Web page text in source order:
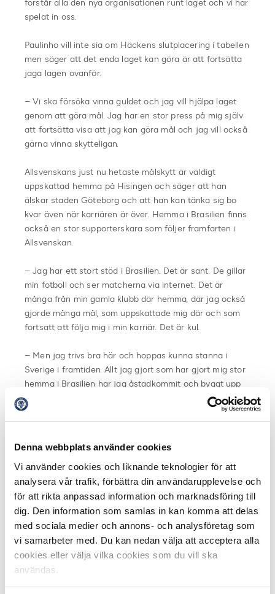
Denna webbplats använder cookies
Vi använder cookies och liknande teknologier för att
analysera vår trafik, förbättra din användarupplevelse och
för att rikta anpassad information och marknadsföring till
dig. Den information som samlas in kan komma att delas
med sociala medier och annons- och analysföretag som
vi samarbeter med. Du kan nedan välja att acceptera alla
cookies eller välja vilka cookies som du vill ska
användas.
förstår alla den nya organisationen runt laget och vi har
spelat in oss.
Paulinho vill inte sia om Häckens slutplacering i tabellen
men säger att det enda laget kan göra är att fortsätta
jaga lagen ovanför.
– Vi ska försöka vinna guldet och jag vill hjälpa laget
genom att göra mål. Jag har en stor press på mig själv
att fortsätta visa att jag kan göra mål och jag vill också
gärna vinna skytteligan.
Allsvenskans just nu hetaste målskytt är väldigt
uppskattad hemma på Hisingen och säger att han
älskar staden Göteborg och att han kan tänka sig bo
kvar även när karriären är över. Hemma i Brasilien finns
också en stor supporterskara som följer framfarten i
Allsvenskan.
– Jag har ett stort stöd i Brasilien. Det är sant. De gillar
min fotboll och ser matcherna via internet. Det är
många från min gamla klubb där hemma, där jag också
gjorde många mål, som uppskattade mig där och som
fortsatt att följa mig i min karriär. Det är kul.
– Men jag trivs bra här och hoppas kunna stanna i
Sverige i framtiden. Allt jag gjort som har gjort mig stor
hemma i Brasilien har jag åstadkommit och byggt upp
här.
samhällsengagemang i sin klubb.
Fakta Månadens spelare:
Utmärkelsen Månadens Spelare i Allsvenskan utses
avSvensk Elitfotbolltillsammans medSvenska
SpelochC More. Priset går till den spelare i
Allsvenskan som gjort bäst bestående sportsliga
avtryck under den senaste månaden.